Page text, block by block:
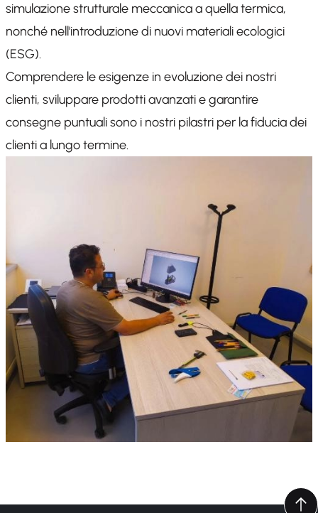
simulazione strutturale meccanica a quella termica,
nonché nell'introduzione di nuovi materiali ecologici
(ESG).
Comprendere le esigenze in evoluzione dei nostri
clienti, sviluppare prodotti avanzati e garantire
consegne puntuali sono i nostri pilastri per la fiducia dei
clienti a lungo termine.